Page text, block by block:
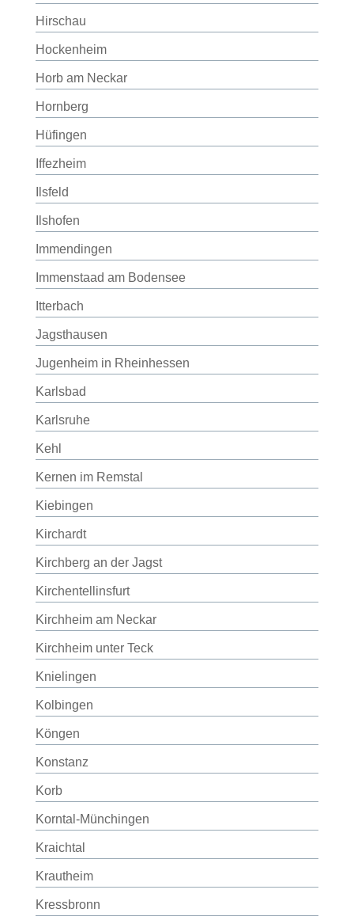
Hirschau
Hockenheim
Horb am Neckar
Hornberg
Hüfingen
Iffezheim
Ilsfeld
Ilshofen
Immendingen
Immenstaad am Bodensee
Itterbach
Jagsthausen
Jugenheim in Rheinhessen
Karlsbad
Karlsruhe
Kehl
Kernen im Remstal
Kiebingen
Kirchardt
Kirchberg an der Jagst
Kirchentellinsfurt
Kirchheim am Neckar
Kirchheim unter Teck
Knielingen
Kolbingen
Köngen
Konstanz
Korb
Korntal-Münchingen
Kraichtal
Krautheim
Kressbronn